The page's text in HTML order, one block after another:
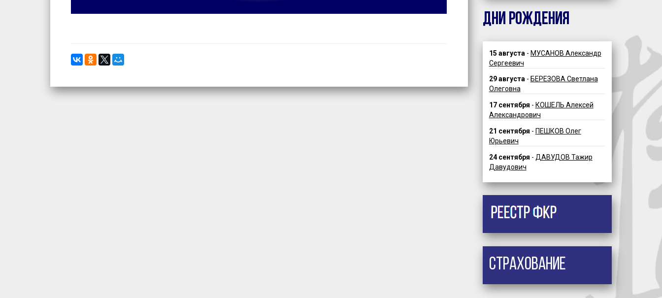
ДНИ РОЖДЕНИЯ
15 августа - МУСАНОВ Александр
Сергеевич
29 августа- БЕРЕЗОВА Светлана
Олеговна
17 сентября - КОШЕЛЬ Алексей
Александрович
21 сентября - ПЕШКОВ Олег
Юрьевич
24 сентября - ДАВУДОВ Тажир
Давудович
Страхование